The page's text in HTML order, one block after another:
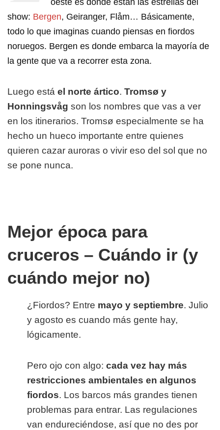
oeste es donde están las estrellas del
show: Bergen, Geiranger, Flåm… Básicamente,
todo lo que imaginas cuando piensas en fiordos
noruegos. Bergen es donde embarca la mayoría de
la gente que va a recorrer esta zona.
Luego está el norte ártico. Tromsø y
Honningsvåg son los nombres que vas a ver
en los itinerarios. Tromsø especialmente se ha
hecho un hueco importante entre quienes
quieren cazar auroras o vivir eso del sol que no
se pone nunca.
Mejor época para
cruceros – Cuándo ir (y
cuándo mejor no)
¿Fiordos? Entre mayo y septiembre. Julio
y agosto es cuando más gente hay,
lógicamente.
Pero ojo con algo: cada vez hay más
restricciones ambientales en algunos
fiordos. Los barcos más grandes tienen
problemas para entrar. Las regulaciones
van endureciéndose, así que no des por